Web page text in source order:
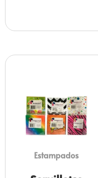
Estampados